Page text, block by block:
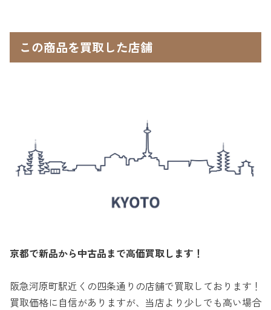
この商品を買取した店舗
京都で新品から中古品まで高価買取します！
阪急河原町駅近くの四条通りの店舗で買取しております！
買取価格に自信がありますが、当店より少しでも高い場合